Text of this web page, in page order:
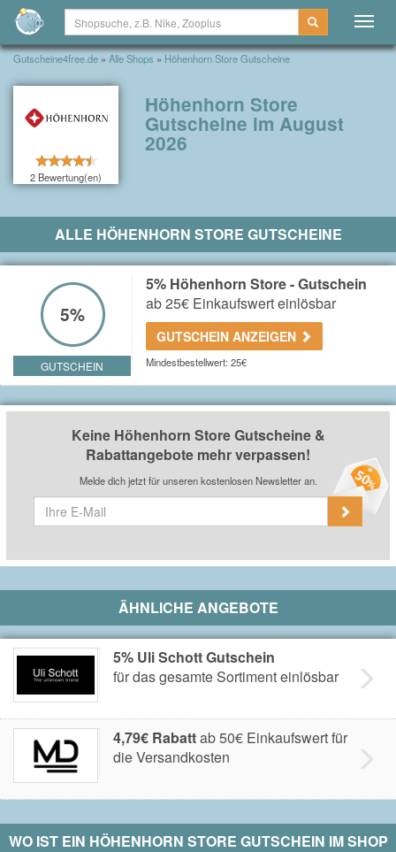
Gutscheine4free.de » Alle Shops » Höhenhorn Store Gutscheine
2 Bewertung(en)
Höhenhorn Store
Gutscheine im August
2026
ALLE HÖHENHORN STORE GUTSCHEINE
5%
GUTSCHEIN
5% Höhenhorn Store - Gutschein
ab 25€ Einkaufswert einlösbar
GUTSCHEIN ANZEIGEN
Mindestbestellwert: 25€
Keine Höhenhorn Store Gutscheine &
Rabattangebote mehr verpassen!
Melde dich jetzt für unseren kostenlosen Newsletter an.
ÄHNLICHE ANGEBOTE
5% Uli Schott Gutschein
für das gesamte Sortiment einlösbar
4,79€ Rabattab 50€ Einkaufswert für
die Versandkosten
WO IST EIN HÖHENHORN STORE GUTSCHEIN IM SHOP